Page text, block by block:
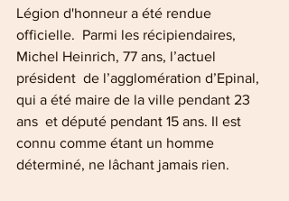
Légion d'honneur a été rendue
officielle.  Parmi les récipiendaires,
Michel Heinrich, 77 ans, l’actuel
président  de l’agglomération d’Epinal,
qui a été maire de la ville pendant 23
ans  et député pendant 15 ans. Il est
connu comme étant un homme
déterminé, ne lâchant jamais rien.